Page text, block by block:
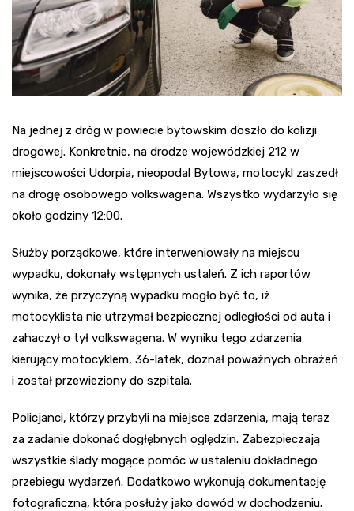
Na jednej z dróg w powiecie bytowskim doszło do kolizji
drogowej. Konkretnie, na drodze wojewódzkiej 212 w
miejscowości Udorpia, nieopodal Bytowa, motocykl zaszedł
na drogę osobowego volkswagena. Wszystko wydarzyło się
około godziny 12:00.
Służby porządkowe, które interweniowały na miejscu
wypadku, dokonały wstępnych ustaleń. Z ich raportów
wynika, że przyczyną wypadku mogło być to, iż
motocyklista nie utrzymał bezpiecznej odległości od auta i
zahaczył o tył volkswagena. W wyniku tego zdarzenia
kierujący motocyklem, 36-latek, doznał poważnych obrażeń
i został przewieziony do szpitala.
Policjanci, którzy przybyli na miejsce zdarzenia, mają teraz
za zadanie dokonać dogłębnych oględzin. Zabezpieczają
wszystkie ślady mogące pomóc w ustaleniu dokładnego
przebiegu wydarzeń. Dodatkowo wykonują dokumentację
fotograficzną, która posłuży jako dowód w dochodzeniu.